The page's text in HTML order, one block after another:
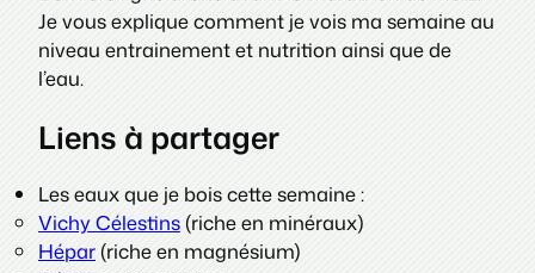
Je vous explique comment je vois ma semaine au
niveau entrainement et nutrition ainsi que de
l’eau.
Liens à partager
Les eaux que je bois cette semaine :
Vichy Célestins(riche en minéraux)
Hépar(riche en magnésium)